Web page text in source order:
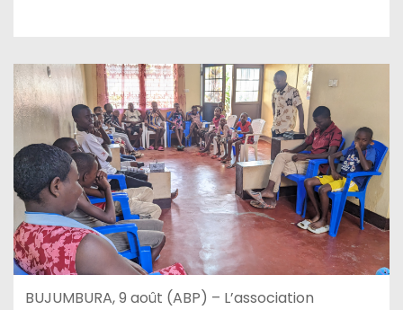
BUJUMBURA, 9 août (ABP) – L’association